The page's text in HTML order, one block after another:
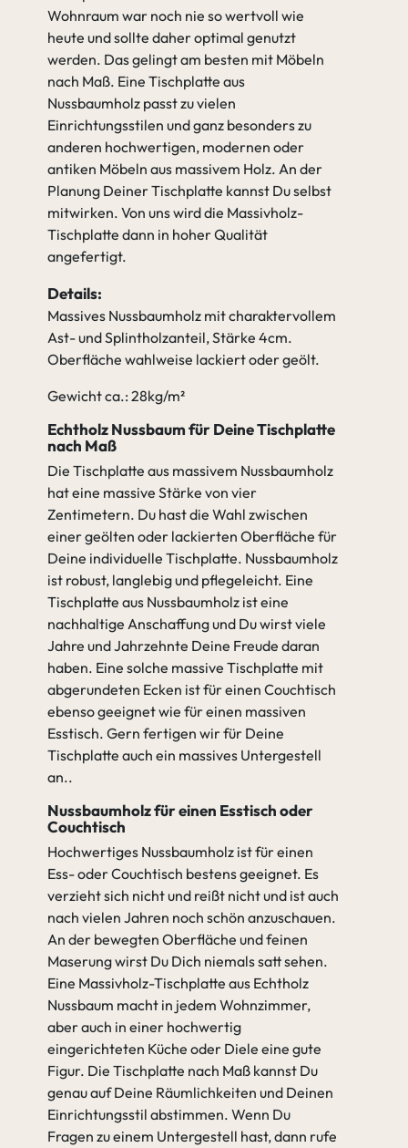
Wohnraum war noch nie so wertvoll wie
heute und sollte daher optimal genutzt
werden. Das gelingt am besten mit Möbeln
nach Maß. Eine Tischplatte aus
Nussbaumholz passt zu vielen
Einrichtungsstilen und ganz besonders zu
anderen hochwertigen, modernen oder
antiken Möbeln aus massivem Holz. An der
Planung Deiner Tischplatte kannst Du selbst
mitwirken. Von uns wird die Massivholz-
Tischplatte dann in hoher Qualität
angefertigt.
Details:
Massives Nussbaumholz mit charaktervollem
Ast- und Splintholzanteil, Stärke 4cm.
Oberfläche wahlweise lackiert oder geölt.
Gewicht ca.: 28kg/m²
Echtholz Nussbaum für Deine Tischplatte
nach Maß
Die Tischplatte aus massivem Nussbaumholz
hat eine massive Stärke von vier
Zentimetern. Du hast die Wahl zwischen
einer geölten oder lackierten Oberfläche für
Deine individuelle Tischplatte. Nussbaumholz
ist robust, langlebig und pflegeleicht. Eine
Tischplatte aus Nussbaumholz ist eine
nachhaltige Anschaffung und Du wirst viele
Jahre und Jahrzehnte Deine Freude daran
haben. Eine solche massive Tischplatte mit
abgerundeten Ecken ist für einen Couchtisch
ebenso geeignet wie für einen massiven
Esstisch. Gern fertigen wir für Deine
Tischplatte auch ein massives Untergestell
an.
Nussbaumholz für einen Esstisch oder
Couchtisch
Hochwertiges Nussbaumholz ist für einen
Ess- oder Couchtisch bestens geeignet. Es
verzieht sich nicht und reißt nicht und ist auch
nach vielen Jahren noch schön anzuschauen.
An der bewegten Oberfläche und feinen
Maserung wirst Du Dich niemals satt sehen.
Eine Massivholz-Tischplatte aus Echtholz
Nussbaum macht in jedem Wohnzimmer,
aber auch in einer hochwertig
eingerichteten Küche oder Diele eine gute
Figur. Die Tischplatte nach Maß kannst Du
genau auf Deine Räumlichkeiten und Deinen
Einrichtungsstil abstimmen. Wenn Du
Fragen zu einem Untergestell hast, dann rufe